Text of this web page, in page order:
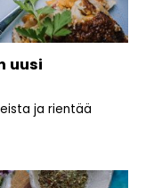
uusi
ja rientää